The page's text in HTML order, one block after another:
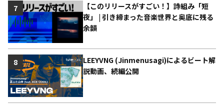
【このリリースがすごい！】詩組み「短
夜」 | 引き締まった音楽世界と奥底に残る
余韻
7
LEEYVNG (Jinmenusagi)によるビート解
説動画、続編公開
8